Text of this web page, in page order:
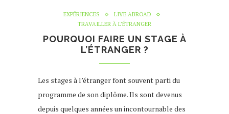
EXPÉRIENCES
LIVE ABROAD
TRAVAILLER À L’ÉTRANGER
POURQUOI FAIRE UN STAGE À
L’ÉTRANGER ?
Les stages à l’étranger font souvent parti du
programme de son diplôme. Ils sont devenus
depuis quelques années un incontournable des